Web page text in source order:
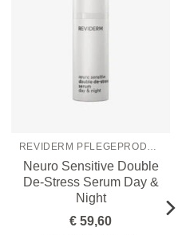
REVIDERM PFLEGEPRODUKTE
Neuro Sensitive Double
De-Stress Serum Day &
Night
€ 59,60